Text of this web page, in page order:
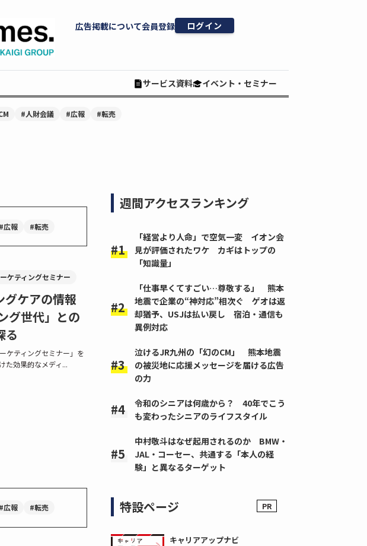
広告掲載について会員登録 ログイン
サービス資料 イベント・セミナー
#人財会議 #広報 #転売
#広報 #転売
ケティングセミナー
グケアの情報
グ世代」との
る
ケティングセミナー」を
た効果的なメディ...
#広報 #転売
週間アクセスランキング
「経営より人命」で空気一変 イオン会
見が評価されたワケ カギはトップの
「知識量」
「仕事早くてすごい…尊敬する」 熊本
地震で企業の“神対応”相次ぐ ゲオは返
却猶予、USJは払い戻し 宿泊・通信も
異例対応
泣けるJR九州の「幻のCM」 熊本地震
の被災地に応援メッセージを届ける広告
の力
令和のシニアは何歳から？ 40年でこう
も変わったシニアのライフスタイル
中村敬斗はなぜ起用されるのか BMW・
JAL・コーセー、共通する「本人の経
験」と異なるターゲット
特設ページ
キャリアアップナビ